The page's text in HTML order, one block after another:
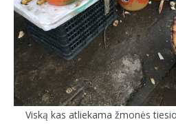
Viską kas atliekama žmonės